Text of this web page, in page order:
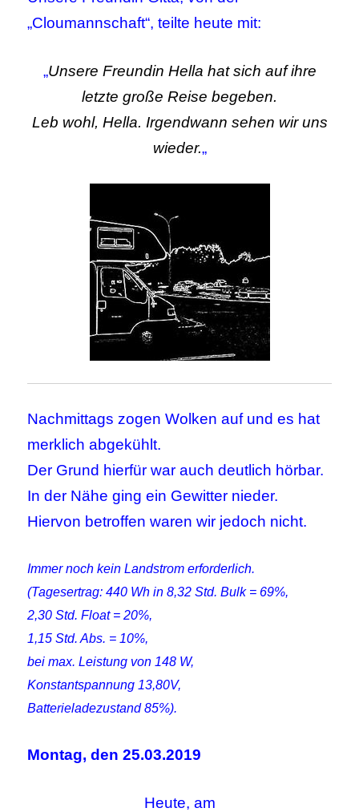
„Cloumannschaft“, teilte heute mit:
„Unsere Freundin Hella hat sich auf ihre
letzte große Reise begeben.
Leb wohl, Hella. Irgendwann sehen wir uns
wieder.„
Nachmittags zogen Wolken auf und es hat
merklich abgekühlt.
Der Grund hierfür war auch deutlich hörbar.
In der Nähe ging ein Gewitter nieder.
Hiervon betroffen waren wir jedoch nicht.
Immer noch kein Landstrom erforderlich.
(Tagesertrag: 440 Wh in 8,32 Std. Bulk = 69%,
2,30 Std. Float = 20%,
1,15 Std. Abs. = 10%,
bei max. Leistung von 148 W,
Konstantspannung 13,80V,
Batterieladezustand 85%).
Montag, den 25.03.2019
Heute, am